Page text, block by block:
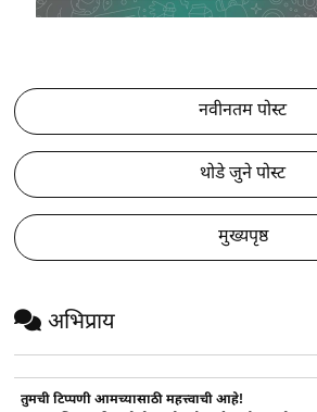
नवीनतम पोस्ट
थोडे जुने पोस्ट
मुख्यपृष्ठ
अभिप्राय
तुमची टिप्पणी आमच्यासाठी महत्त्वाची आहे!